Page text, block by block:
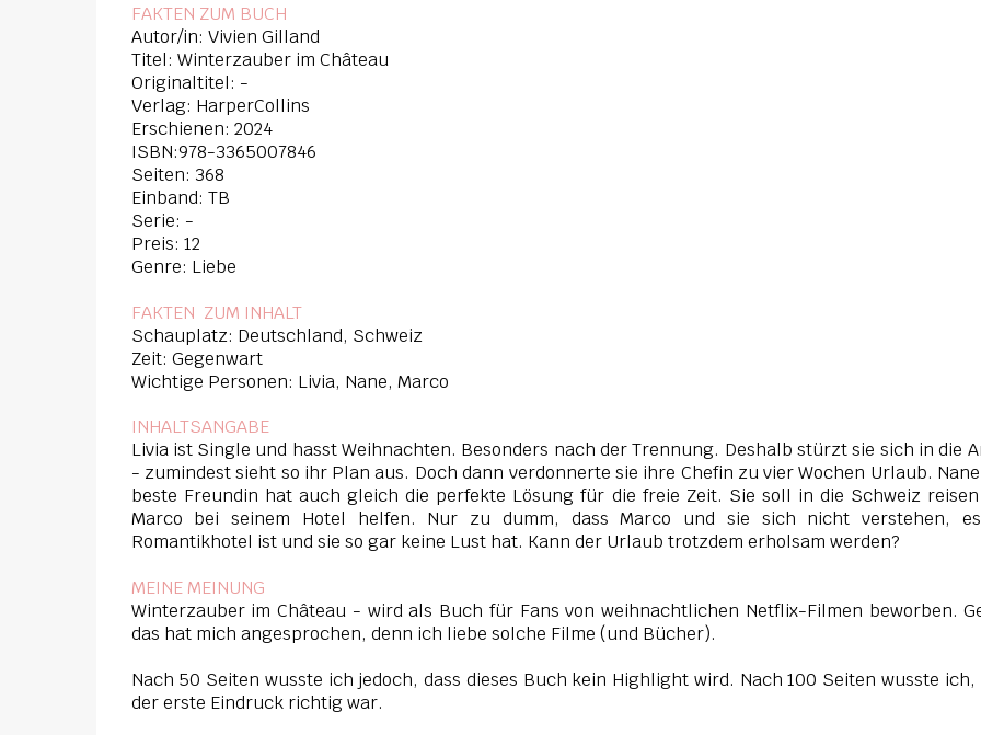
FAKTEN ZUM BUCH
Autor/in: Vivien Gilland
Titel: Winterzauber im Château
Originaltitel: -
Verlag: HarperCollins
Erschienen: 2024
ISBN:978-3365007846
Seiten: 368
Einband: TB
Serie: -
Preis: 12
Genre: Liebe
FAKTEN ZUM INHALT
Schauplatz: Deutschland, Schweiz
Zeit: Gegenwart
Wichtige Personen: Livia, Nane, Marco
INHALTSANGABE
Livia ist Single und hasst Weihnachten. Besonders nach der Trennung. Deshalb stürzt sie sich in die
- zumindest sieht so ihr Plan aus. Doch dann verdonnerte sie ihre Chefin zu vier Wochen Urlaub.
beste Freundin hat auch gleich die perfekte Lösung für die freie Zeit. Sie soll in die Schweiz
Marco bei seinem Hotel helfen. Nur zu dumm, dass Marco und sie sich nicht verstehen,
Romantikhotel ist und sie so gar keine Lust hat. Kann der Urlaub trotzdem erholsam werden?
MEINE MEINUNG
Winterzauber im Château - wird als Buch für Fans von weihnachtlichen Netflix-Filmen beworben.
das hat mich angesprochen, denn ich liebe solche Filme (und Bücher).
Nach 50 Seiten wusste ich jedoch, dass dieses Buch kein Highlight wird. Nach 100 Seiten wusste ich,
der erste Eindruck richtig war.